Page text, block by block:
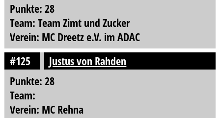
Punkte: 28
Team: Team Zimt und Zucker
Verein: MC Dreetz e.V. im ADAC
#125
Justus von Rahden
Punkte: 28
Team:
Verein: MC Rehna